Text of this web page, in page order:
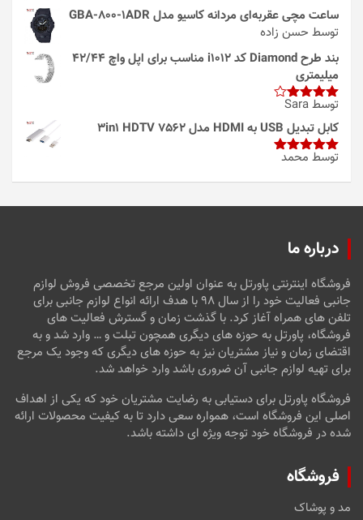
ساعت مچی عقربه‌ای مردانه کاسیو مدل GBA-800-1ADR
توسط حسن زاده
بند طرح Diamond کد i1012 مناسب برای اپل واچ 42/44
میلیمتری
امتیاز4
از 5
توسط Sara
کابل تبدیل USB به HDMI مدل 3in1 HDTV 7562
امتیاز5از
توسط محمد
درباره ما
فروشگاه اینترنتی پاورتل به عنوان اولین مرجع تخصصی فروش لوازم
جانبی فعالیت خود را از سال ۹۸ با هدف ارائه انواع لوازم جانبی برای
تلفن های همراه آغاز کرد. با گذشت زمان و گسترش فعالیت های
فروشگاه، پاورتل به حوزه های دیگری همچون تبلت و … وارد شد و به
اقتضای زمان و نیاز مشتریان نیز به حوزه های دیگری که وجود یک مرجع
برای تهیه لوازم جانبی آن ضروری باشد وارد خواهد شد.
فروشگاه پاورتل برای دستیابی به رضایت مشتریان خود که یکی از اهداف
اصلی این فروشگاه است، همواره سعی دارد تا به کیفیت محصولات ارائه
شده در فروشگاه خود توجه ویژه ای داشته باشد.
فروشگاه
مد و پوشاک